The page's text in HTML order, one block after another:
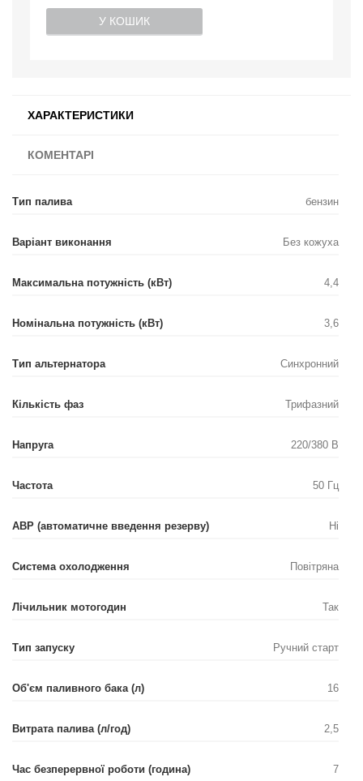
У КОШИК
ХАРАКТЕРИСТИКИ
КОМЕНТАРІ
Тип палива бензин
Варіант виконання Без кожуха
Максимальна потужність (кВт) 4,4
Номінальна потужність (кВт) 3,6
Тип альтернатора Синхронний
Кількість фаз Трифазний
Напруга 220/380 В
Частота 50 Гц
АВР (автоматичне введення резерву) Ні
Система охолодження Повітряна
Лічильник мотогодин Так
Тип запуску Ручний старт
Об'єм паливного бака (л) 16
Витрата палива (л/год) 2,5
Час безперервної роботи (година) 7